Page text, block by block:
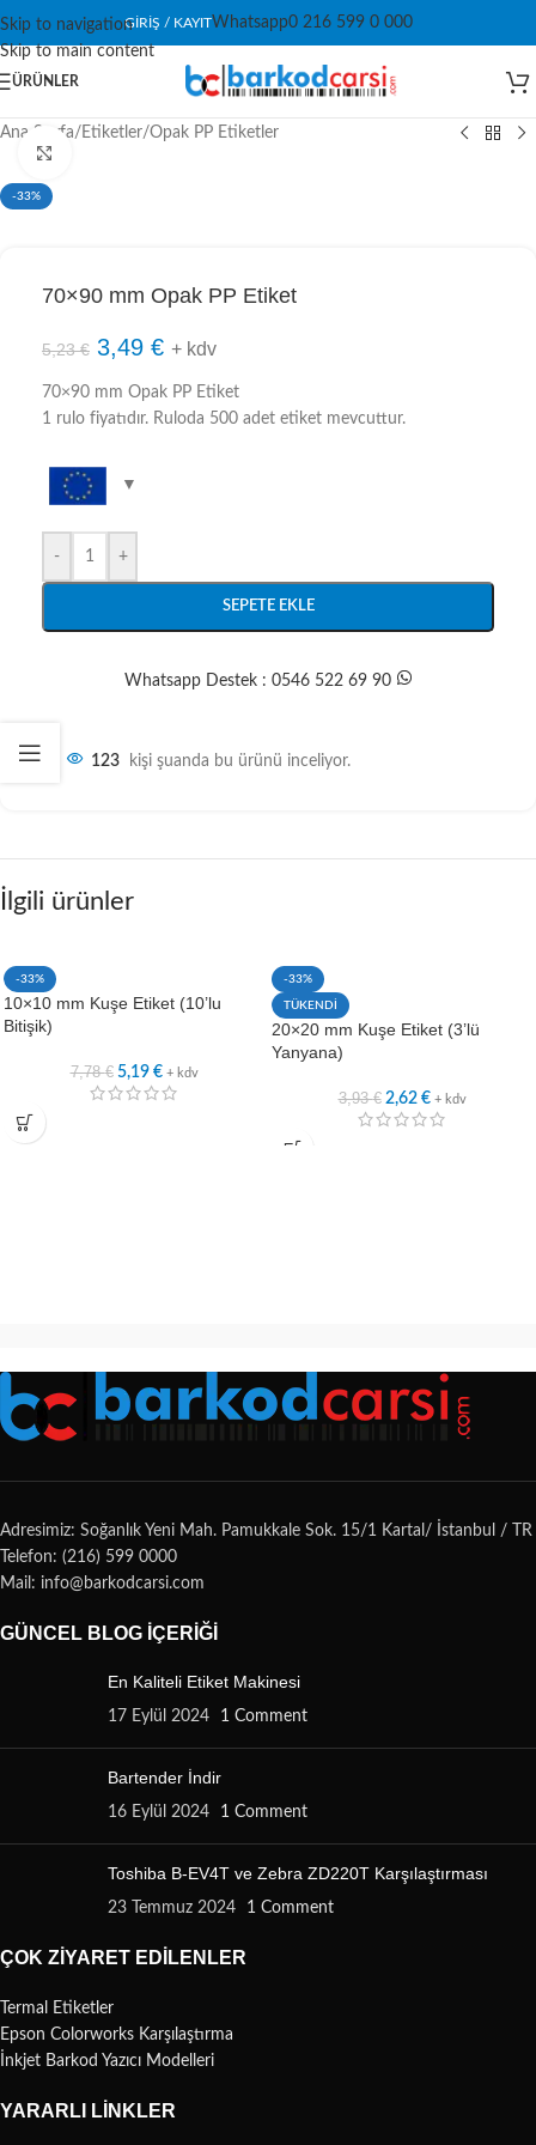
Skip to navigation
Skip to main content
GIRIŞ / KAYITWhatsapp0 216 599 0 000
ÜRÜNLER
Ana Sayfa/ Etiketler/Opak PP Etiketler
-33%
70×90 mm Opak PP Etiket
5,23€ 3,49 € + kdv
70×90 mm Opak PP Etiket
1 rulo fiyatıdır. Ruloda 500 adet etiket mevcuttur.
- +
SEPETE EKLE
Whatsapp Destek : 0546 522 69 90
123 kişi şuanda bu ürünü inceliyor.
İlgili ürünler
-33%
10×10 mm Kuşe Etiket (10’lu
Bitişik)
7,78€ 5,19 € + kdv
-33%
TÜKENDİ
20×20 mm Kuşe Etiket (3’lü
Yanyana)
3,93€ 2,62 € + kdv
Adresimiz: Soğanlık Yeni Mah. Pamukkale Sok. 15/1 Kartal/ İstanbul / TR
Telefon: (216) 599 0000
Mail: info@barkodcarsi.com
GÜNCEL BLOG İÇERIĞI
En Kaliteli Etiket Makinesi
17 Eylül 2024 1 Comment
Bartender İndir
16 Eylül 2024 1 Comment
Toshiba B-EV4T ve Zebra ZD220T Karşılaştırması
23 Temmuz 2024 1 Comment
ÇOK ZIYARET EDILENLER
Termal Etiketler
Epson Colorworks Karşılaştırma
İnkjet Barkod Yazıcı Modelleri
YARARLI LINKLER